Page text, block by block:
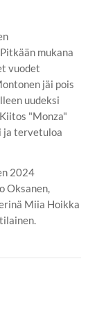
mukana
vuodet
jäi pois
uudeksi
"Monza"
ja tervetuloa
2024
Oksanen,
Miia Hoikka